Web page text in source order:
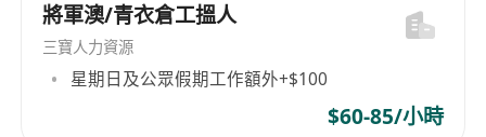
將軍澳/青衣倉工搵人
三寶人力資源
星期日及公眾假期工作額外+$100
$60-85/小時